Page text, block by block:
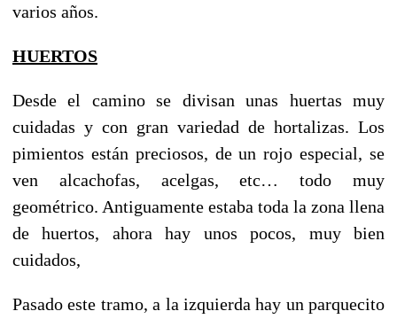
varios años.
HUERTOS
Desde el camino se divisan unas huertas muy
cuidadas y con gran variedad de hortalizas. Los
pimientos están preciosos, de un rojo especial, se
ven alcachofas, acelgas, etc… todo muy
geométrico. Antiguamente estaba toda la zona llena
de huertos, ahora hay unos pocos, muy bien
cuidados,
Pasado este tramo, a la izquierda hay un parquecito